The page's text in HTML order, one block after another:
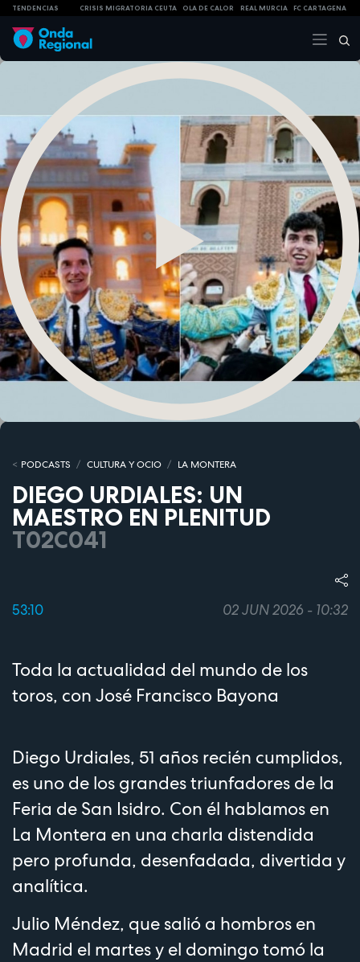
TENDENCIAS CRISIS MIGRATORIA CEUTA OLA DE CALOR REAL MURCIA FC CARTAGENA
PODCASTS CULTURA Y OCIO LA MONTERA
DIEGO URDIALES: UN
MAESTRO EN PLENITUD
T02C041
53:10 02 JUN 2026 - 10:32
Toda la actualidad del mundo de los
toros, con José Francisco Bayona
Diego Urdiales, 51 años recién cumplidos,
es uno de los grandes triunfadores de la
Feria de San Isidro. Con él hablamos en
La Montera en una charla distendida
pero profunda, desenfadada, divertida y
analítica.
Julio Méndez, que salió a hombros en
Madrid el martes y el domingo tomó la